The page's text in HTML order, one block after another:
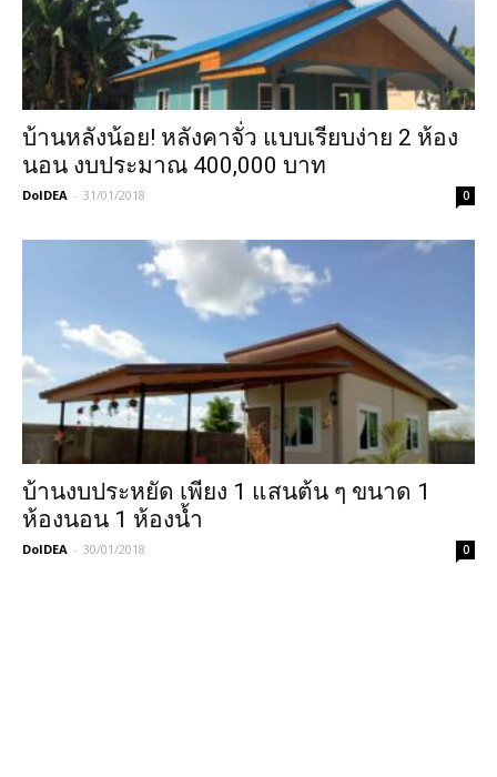
บ้านหลังน้อย! หลังคาจั่ว แบบเรียบง่าย 2 ห้อง
นอน งบประมาณ 400,000 บาท
DoIDEA - 31/01/2018 0
บ้านงบประหยัด เพียง 1 แสนต้น ๆ ขนาด 1
ห้องนอน 1 ห้องน้ำ
DoIDEA - 30/01/2018 0